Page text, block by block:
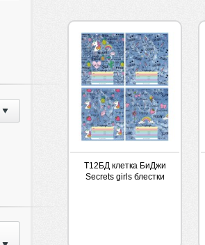
Т12БД клетка БиДжи
Secrets girls блестки